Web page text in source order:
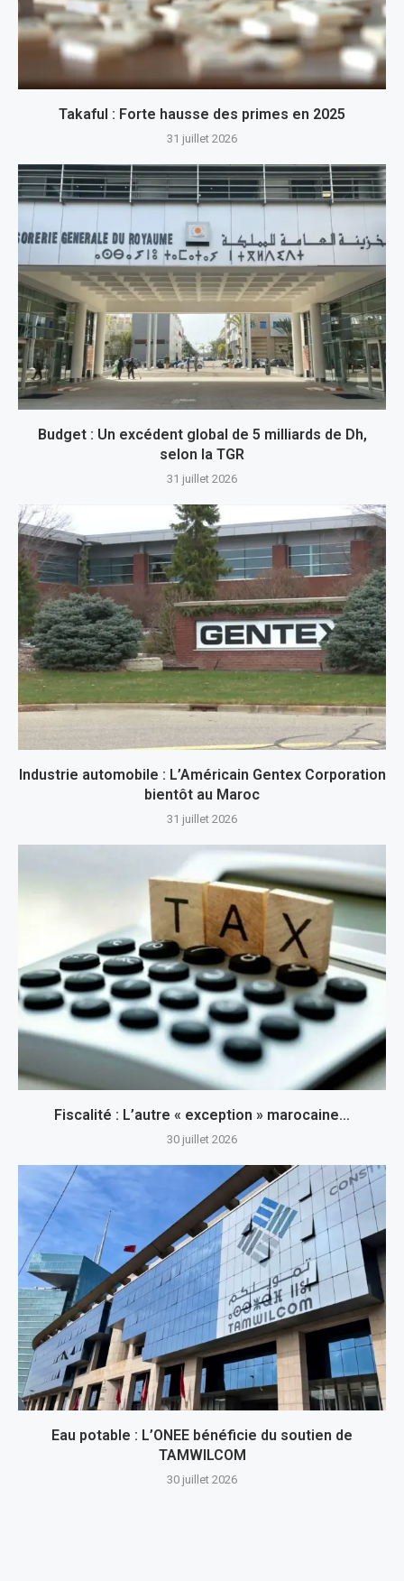
Takaful : Forte hausse des primes en 2025
31 juillet 2026
Budget : Un excédent global de 5 milliards de Dh,
selon la TGR
31 juillet 2026
Industrie automobile : L’Américain Gentex Corporation
bientôt au Maroc
31 juillet 2026
Fiscalité : L’autre « exception » marocaine…
30 juillet 2026
Eau potable : L’ONEE bénéficie du soutien de
TAMWILCOM
30 juillet 2026